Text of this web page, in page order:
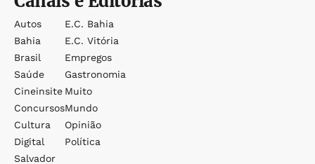
Autos
Bahia
Brasil
Saúde
Cineinsite
Concursos
Cultura
Digital
Salvador
E.c. Bahia
E.c. Vitória
Empregos
Gastronomia
Muito
Mundo
Opinião
Política